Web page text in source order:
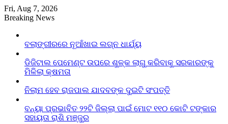
Skip
to
Fri, Aug 7, 2026
Breaking News
ବଲାଙ୍ଗୀରରେ ନୂଆଁଖାଇ ଲଗ୍ନ ଧାର୍ଯ୍ୟ
ଡିଜିଟାଲ ପେମେଣ୍ଟ ଉପରେ ଶୁଳ୍କ ଲାଗୁ କରିବାକୁ ସରକାରଙ୍କୁ
ମିଳିଲା କ୍ଷମତା
ନିଲାମ ହେବ ରାଜପାଲ ଯାଦବଙ୍କ ଦୁଇଟି ସଂପତ୍ତି
ବନ୍ୟା ପ୍ରଭାବିତ ୨୨ଟି ଜିଲ୍ଲା ପାଇଁ ମୋଟ ୧୧୦ କୋଟି ଟଙ୍କାର
ସହାୟତା ରାଶି ମଞ୍ଜୁର